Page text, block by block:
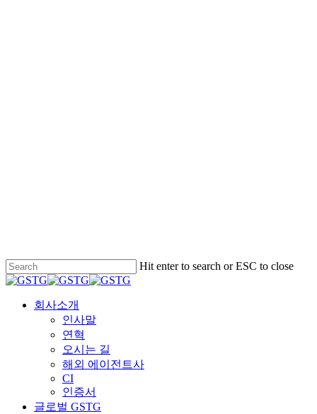
Hit enter to search or ESC to close
Close
Menu
회사소개
인사말
연혁
오시는 길
해외 에이전트사
CI
인증서
글로벌 GSTG